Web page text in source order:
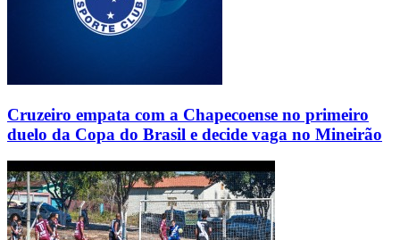
Cruzeiro empata com a Chapecoense no primeiro
duelo da Copa do Brasil e decide vaga no Mineirão